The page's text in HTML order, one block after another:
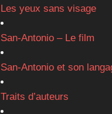
Les yeux sans visage
San-Antonio – Le film
San-Antonio et son
Traits d’auteurs